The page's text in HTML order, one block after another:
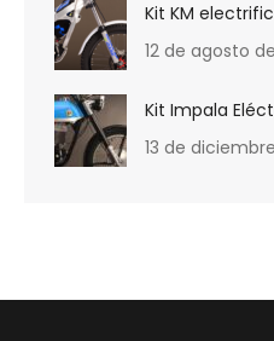
Kit KM
12 de agosto
Kit Impala
13 de